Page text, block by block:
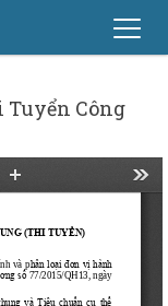
Tuyển Công